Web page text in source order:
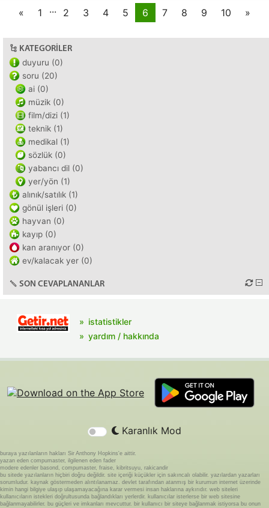
« 1 ... 2 3 4 5 6 7 8 9 10 »
KATEGORILER
duyuru (0)
soru (20)
ai (0)
müzik (0)
film/dizi (1)
teknik (1)
medikal (1)
sözlük (0)
yabancı dil (0)
yer/yön (1)
alınık/satılık (1)
gönül işleri (0)
hayvan (0)
kayıp (0)
kan aranıyor (0)
ev/kalacak yer (0)
SON CEVAPLANANLAR
istatistikler
yardım / hakkında
Karanlık Mod
buraya yazılanların hakları Sir Anthony Hopkins'e aittir.
yazan eden compumaster, ilgilenen eden fader
modere edenler basond, compumaster, fraise, kibritsuyu, rakicandir
bu sitede yazılanların hiçbiri doğru değildir. site içeriği küçükler için sakıncalı olabilir. yazılardan yazarları
sorumludur. kaynak göstermeden alıntılanamaz. devlet tarafından atanmış bir kurumun internet üzerinde
kimin hangi bilgiye ulaşıp ulaşamayacağına karar vermesi insan haklarına aykırıdır. web siteleri
kullanıcıların istekleri doğrultusunda bağlandıkları yerlerdir. kullanıcılar isterlerse bir web sitesine
bağlanmayabilirler. bu güçleri ve imkanları mevcuttur. bir kullanıcı bir siteye bağlanmak istiyorsa bu onun